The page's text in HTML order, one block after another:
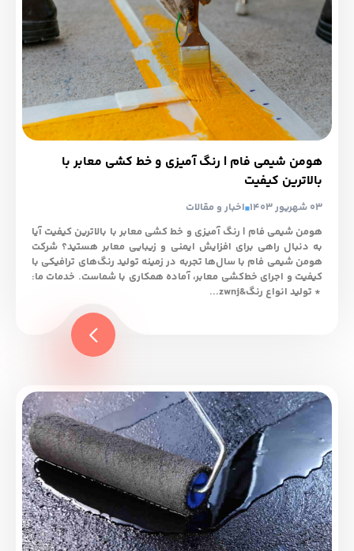
هومن شیمی فام | رنگ آمیزی و خط کشی معابر با
بالاترین کیفیت
03 شهریور 1403
اخبار و مقالات
هومن شیمی فام | رنگ آمیزی و خط کشی معابر با بالاترین کیفیت آیا
به دنبال راهی برای افزایش ایمنی و زیبایی معابر هستید؟ شرکت
هومن شیمی فام با سال‌ها تجربه در زمینه تولید رنگ‌های ترافیکی با
کیفیت و اجرای خط‌کشی معابر، آماده همکاری با شماست. خدمات ما:
* تولید انواع رنگ&zwnj...